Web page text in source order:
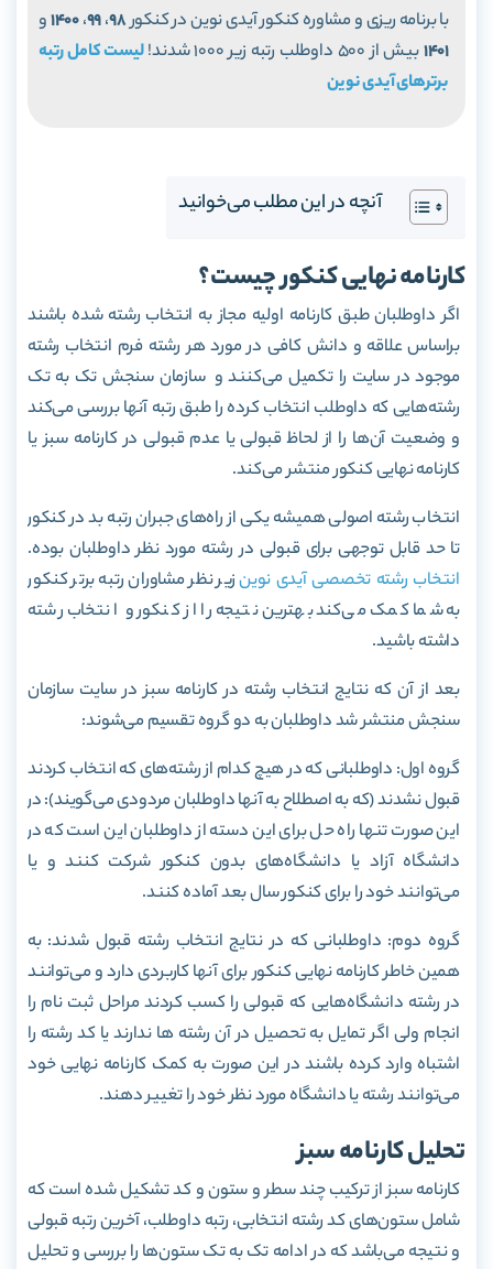
با برنامه ریزی و مشاوره کنکور آیدی نوین در کنکور98،99،1400و
1401بیش از 500 داوطلب رتبه زیر 1000 شدند!
لیست کامل رتبه
برترهای آیدی نوین
آنچه در این مطلب می‌خوانید
کارنامه نهایی کنکور چیست؟
اگر داوطلبان طبق کارنامه اولیه مجاز به انتخاب رشته شده باشند
براساس علاقه و دانش کافی در مورد هر رشته فرم انتخاب رشته
موجود در سایت را تکمیل می‌کنند و سازمان سنجش تک به تک
رشته‌هایی که داوطلب انتخاب کرده را طبق رتبه آنها بررسی می‌کند
و وضعیت آن‌ها را از لحاظ قبولی یا عدم قبولی در کارنامه سبز یا
کارنامه نهایی کنکور منتشر می‌کند.
انتخاب رشته اصولی همیشه یکی از راه‌های جبران رتبه بد در کنکور
تا حد قابل توجهی برای قبولی در رشته مورد نظر داوطلبان بوده.
انتخاب رشته تخصصی آیدی نوینزیر نظر مشاوران رتبه برتر کنکور
به شما کمک می‌کند بهترین نتیجه را از کنکور و انتخاب رشته
داشته باشید.
بعد از آن که نتایج انتخاب رشته در کارنامه سبز در سایت سازمان
سنجش منتشر شد داوطلبان به دو گروه تقسیم می‌شوند:
گروه اول: داوطلبانی که در هیچ کدام از رشته‌های که انتخاب کردند
قبول نشدند (که به اصطلاح به آنها داوطلبان مردودی می‌گویند): در
این صورت تنها راه حل برای این دسته از داوطلبان این است که در
دانشگاه آزاد یا دانشگاه‌های بدون کنکور شرکت کنند و یا
می‌توانند خود را برای کنکور سال بعد آماده کنند.
گروه دوم: داوطلبانی که در نتایج انتخاب رشته قبول شدند: به
همین خاطر کارنامه نهایی کنکور برای آنها کاربردی دارد و می‌توانند
در رشته دانشگاه‌هایی که قبولی را کسب کردند مراحل ثبت نام را
انجام ولی اگر تمایل به تحصیل در آن رشته ها ندارند یا کد رشته را
اشتباه وارد کرده باشند در این صورت به کمک کارنامه نهایی خود
می‌توانند رشته یا دانشگاه مورد نظر خود را تغییر دهند.
تحلیل کارنامه سبز
کارنامه سبز از ترکیب چند سطر و ستون و کد تشکیل شده است که
شامل ستون‌های کد رشته انتخابی، رتبه داوطلب، آخرین رتبه قبولی
و نتیجه می‌باشد که در ادامه تک به تک ستون‌ها را بررسی و تحلیل